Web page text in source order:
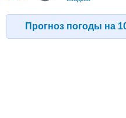
Прогноз погоды на